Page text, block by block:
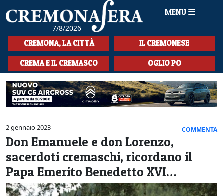
7/8/2026
MENU
HOME
CRONACA
SPORT
LA MUSICA
CULTURA
LA STORIA
SPETTACOLI
L'EDITORIALE
CREMONA, LA CITTÀ IL CREMONESE
CREMA E IL CREMASCO OGLIO PO
2 gennaio 2023 COMMENTA
Don Emanuele e don Lorenzo,
sacerdoti cremaschi, ricordano il
Papa Emerito Benedetto XVI…